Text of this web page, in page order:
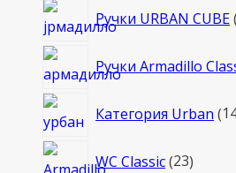
Ручки URBAN CUBE
Ручки Armadillo
Категория Urban
WC Classic 2323